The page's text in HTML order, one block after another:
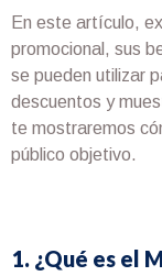
En este artículo,
promocional, sus
se pueden utilizar
descuentos y
te mostraremos
público objetivo.
1. ¿Qué es el